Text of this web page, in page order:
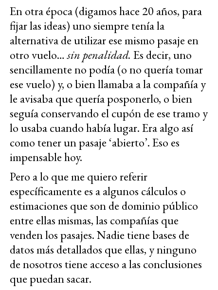
En otra época (digamos hace 20 años, para
fijar las ideas) uno siempre tenía la
alternativa de utilizar ese mismo pasaje en
otro vuelo…sin penalidad. Es decir, uno
sencillamente no podía (o no quería tomar
ese vuelo) y, o bien llamaba a la compañía y
le avisaba que quería posponerlo, o bien
seguía conservando el cupón de ese tramo y
lo usaba cuando había lugar. Era algo así
como tener un pasaje ‘abierto’. Eso es
impensable hoy.
Pero a lo que me quiero referir
específicamente es a algunos cálculos o
estimaciones que son de dominio público
entre ellas mismas, las compañías que
venden los pasajes. Nadie tiene bases de
datos más detallados que ellas, y ninguno
de nosotros tiene acceso a las conclusiones
que puedan sacar.